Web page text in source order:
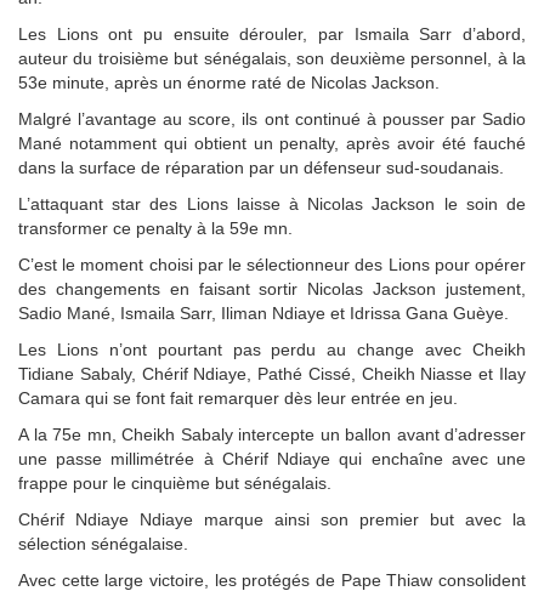
Les Lions ont pu ensuite dérouler, par Ismaila Sarr d’abord,
auteur du troisième but sénégalais, son deuxième personnel, à la
53e minute, après un énorme raté de Nicolas Jackson.
Malgré l’avantage au score, ils ont continué à pousser par Sadio
Mané notamment qui obtient un penalty, après avoir été fauché
dans la surface de réparation par un défenseur sud-soudanais.
L’attaquant star des Lions laisse à Nicolas Jackson le soin de
transformer ce penalty à la 59e mn.
C’est le moment choisi par le sélectionneur des Lions pour opérer
des changements en faisant sortir Nicolas Jackson justement,
Sadio Mané, Ismaila Sarr, Iliman Ndiaye et Idrissa Gana Guèye.
Les Lions n’ont pourtant pas perdu au change avec Cheikh
Tidiane Sabaly, Chérif Ndiaye, Pathé Cissé, Cheikh Niasse et Ilay
Camara qui se font fait remarquer dès leur entrée en jeu.
A la 75e mn, Cheikh Sabaly intercepte un ballon avant d’adresser
une passe millimétrée à Chérif Ndiaye qui enchaîne avec une
frappe pour le cinquième but sénégalais.
Chérif Ndiaye Ndiaye marque ainsi son premier but avec la
sélection sénégalaise.
Avec cette large victoire, les protégés de Pape Thiaw consolident